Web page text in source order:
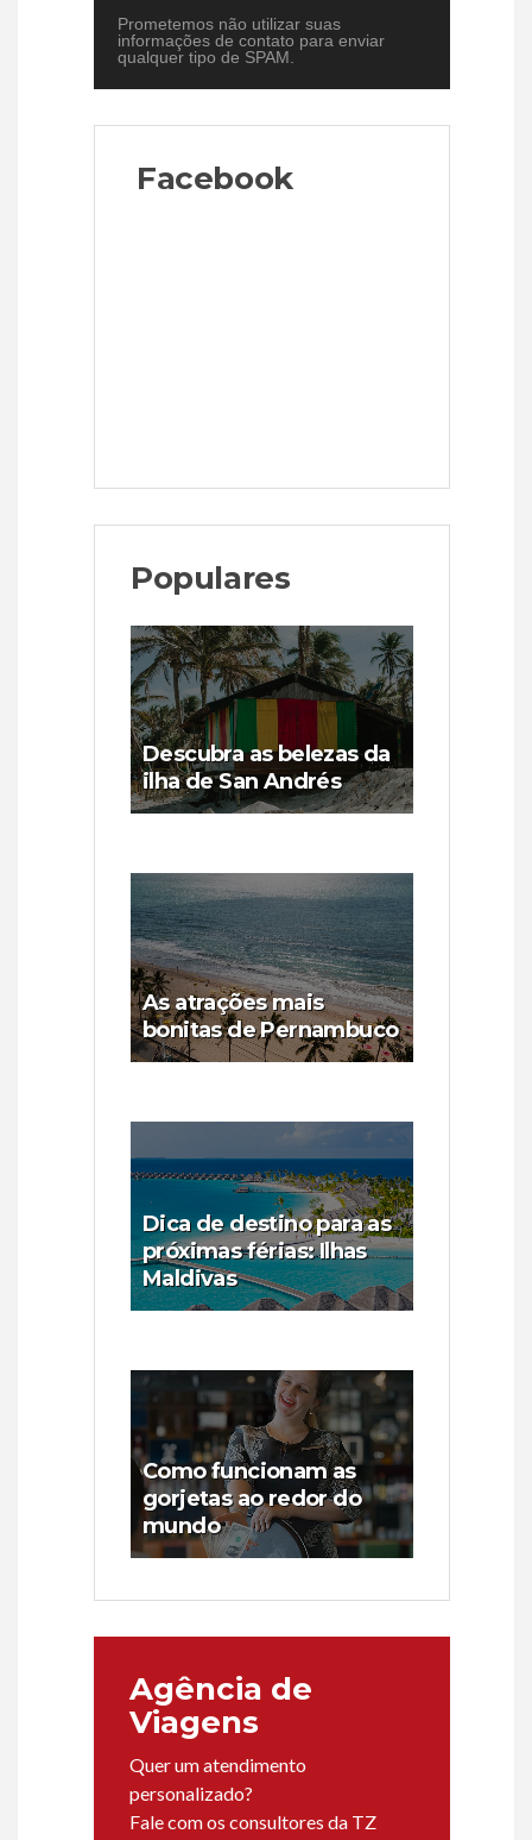
Prometemos não utilizar suas
informações de contato para enviar
qualquer tipo de SPAM.
Facebook
Populares
Descubra as belezas da
ilha de San Andrés
As atrações mais
bonitas de Pernambuco
Dica de destino para as
próximas férias: Ilhas
Maldivas
Como funcionam as
gorjetas ao redor do
mundo
Agência de
Viagens
Quer um atendimento
personalizado?
Fale com os consultores da TZ